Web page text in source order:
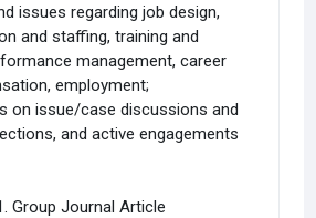
issues regarding job design,
and staffing, training and
management, career
employment;
on issue/case discussions and
and active engagements
Group Journal Article